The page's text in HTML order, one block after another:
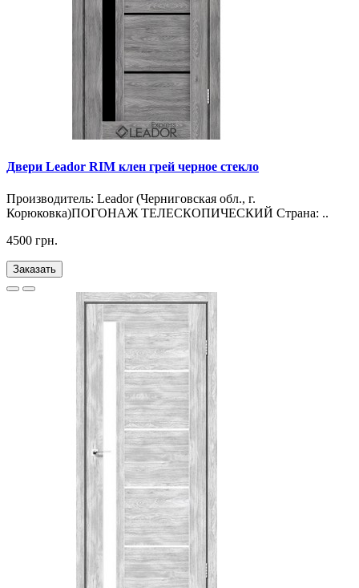
Двери Leador RIM клен грей черное стекло
Производитель: Leador (Черниговская обл., г.
Корюковка)ПОГОНАЖ ТЕЛЕСКОПИЧЕСКИЙ Страна: ..
4500 грн.
Заказать